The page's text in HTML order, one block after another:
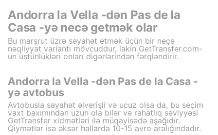
Andorra la Vella -dən Pas de la
Casa -yə necə getmək olar
Bu marşrut üzrə səyahət etmək üçün bir neçə
nəqliyyat variantı mövcuddur, lakin GetTransfer.com-
un üstünlükləri onları digərlərindən fərqləndirir.
Andorra la Vella -dən Pas de la Casa -
yə avtobus
Avtobusla səyahət əlverişli və ucuz olsa da, bu seçim
vaxt baxımından uzun ola bilər və rahatlıq səviyyəsi
GetTransfer xidmətləri ilə müqayisədə aşağıdır.
Qiymətlər isə əksər hallarda 10-15 avro aralığındadır.